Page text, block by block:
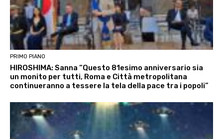
PRIMO PIANO
HIROSHIMA: Sanna “Questo 81esimo anniversario sia
un monito per tutti, Roma e Città metropolitana
continueranno a tessere la tela della pace tra i popoli”